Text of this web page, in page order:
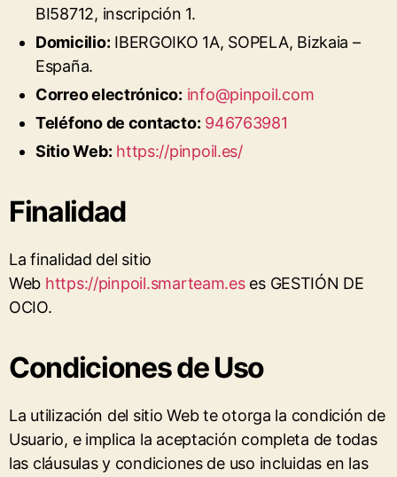
BI58712, inscripción 1.
Domicilio: IBERGOIKO 1A, SOPELA, Bizkaia –
España.
Correo electrónico: info@pinpoil.com
Teléfono de contacto: 946763981
Sitio Web: https://pinpoil.es/
Finalidad
La finalidad del sitio
Web https://pinpoil.smarteam.eses GESTIÓN DE
OCIO.
Condiciones de Uso
La utilización del sitio Web te otorga la condición de
Usuario, e implica la aceptación completa de todas
las cláusulas y condiciones de uso incluidas en las